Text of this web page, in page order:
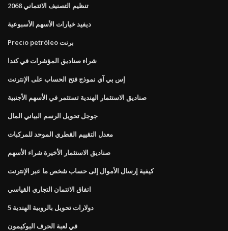
تنظيم التصنيف الائتماني 2068
ديفيد خيارات الأسهم الأسبوعية
Precio petróleo برنت
شراء صناديق المؤشرات في كندا
إس بي آي نموذج فتح الحساب على الإنترنت
صناديق الاستثمار الهندية تستثمر في الأسهم الأجنبية
جوجل تحويل الرسم البياني المال
معدل التقييم القطري الموحد للمركبات
صناديق الاستثمار الأخيرة شراء الأسهم
كيفية إرسال الأموال إلى حساب شخص ما عبر الإنترنت
اتفاق الائتمان التجاري القياسي
5 دولارات تحويل بالروبية الهندية
في لعبة الحرف البوكيمون